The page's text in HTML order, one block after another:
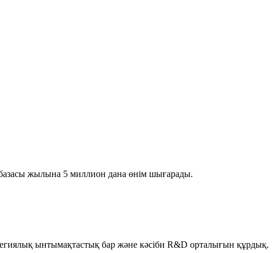
жылына 5 миллион дана өнім шығарады.
ынтымақтастық бар және кәсіби R&D орталығын құрдық.